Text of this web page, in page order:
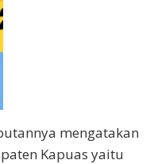
mengatakan
Kapuas yaitu